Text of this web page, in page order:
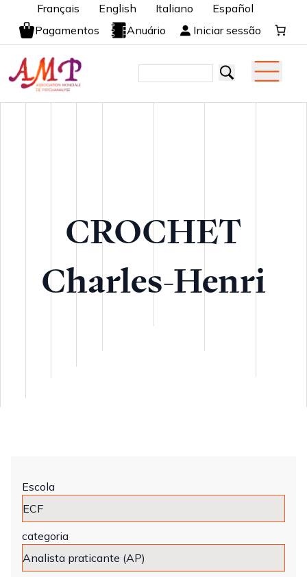
Français English Italiano
Español
Pagamentos
Anuário Iniciar sessão
CROCHET
Charles-Henri
Escola
categoria